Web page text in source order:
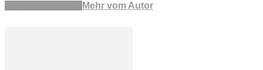
Mehr vom Autor